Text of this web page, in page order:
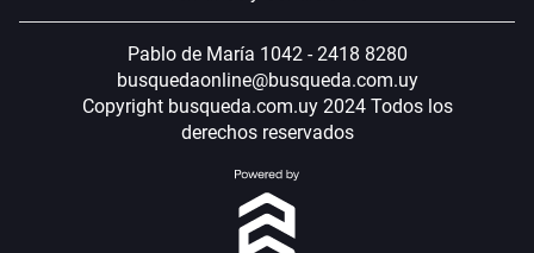
Pablo de María 1042 - 2418 8280
busquedaonline@busqueda.com.uy
Copyright busqueda.com.uy 2024 Todos los
derechos reservados